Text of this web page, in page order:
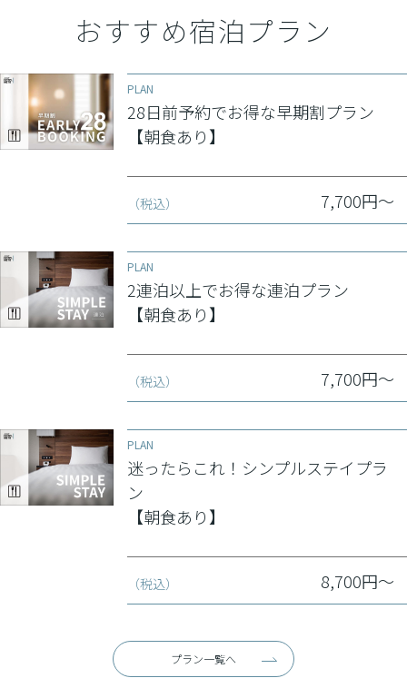
おすすめ宿泊プラン
PLAN
28日前予約でお得な早期割プラン
【朝食あり】
（税込） 7,700円～
PLAN
2連泊以上でお得な連泊プラン
【朝食あり】
（税込） 7,700円～
PLAN
迷ったらこれ！シンプルステイプラ
ン
【朝食あり】
（税込） 8,700円～
プラン一覧へ